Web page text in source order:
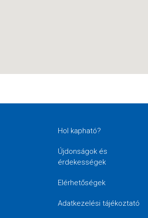
Hol kapható?
Újdonságok és
érdekességek
Elérhetőségek
Adatkezelési tájékoztató